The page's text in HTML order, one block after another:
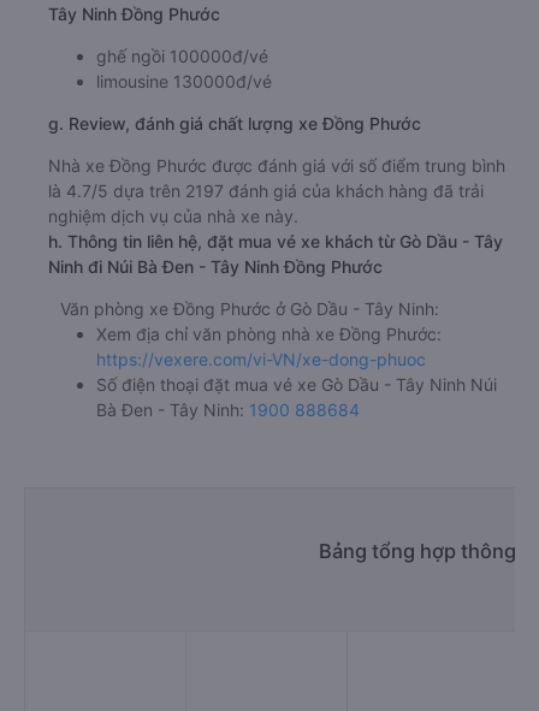
Tây Ninh Đồng Phước
ghế ngồi 100000đ/vé
limousine 130000đ/vé
g. Review, đánh giá chất lượng xe Đồng Phước
Nhà xe Đồng Phước được đánh giá với số điểm trung bình
là 4.7/5 dựa trên 2197 đánh giá của khách hàng đã trải
nghiệm dịch vụ của nhà xe này.
h. Thông tin liên hệ, đặt mua vé xe khách từ Gò Dầu - Tây
Ninh đi Núi Bà Đen - Tây Ninh Đồng Phước
Văn phòng xe Đồng Phước ở Gò Dầu - Tây Ninh:
Xem địa chỉ văn phòng nhà xe Đồng Phước:
https://vexere.com/vi-VN/xe-dong-phuoc
Số điện thoại đặt mua vé xe Gò Dầu - Tây Ninh Núi
Bà Đen - Tây Ninh: 1900 888684
Bảng tổng hợp thông